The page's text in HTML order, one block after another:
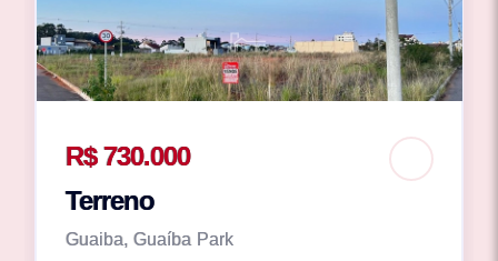
R$ 730.000
Terreno
Guaiba, Guaíba Park